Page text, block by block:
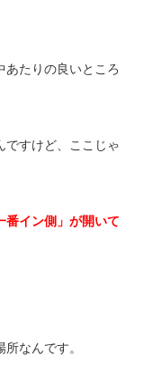
あたりの良いところ
ですけど、ここじゃ
番イン側」が開いて
なんです。